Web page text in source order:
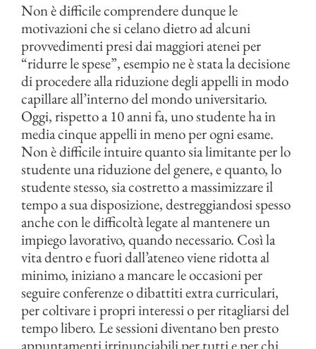
Non è difficile comprendere dunque le
motivazioni che si celano dietro ad alcuni
provvedimenti presi dai maggiori atenei per
“ridurre le spese”, esempio ne è stata la decisione
di procedere alla riduzione degli appelli in modo
capillare all’interno del mondo universitario.
Oggi, rispetto a 10 anni fa, uno studente ha in
media cinque appelli in meno per ogni esame.
Non è difficile intuire quanto sia limitante per lo
studente una riduzione del genere, e quanto, lo
studente stesso, sia costretto a massimizzare il
tempo a sua disposizione, destreggiandosi spesso
anche con le difficoltà legate al mantenere un
impiego lavorativo, quando necessario. Così la
vita dentro e fuori dall’ateneo viene ridotta al
minimo, iniziano a mancare le occasioni per
seguire conferenze o dibattiti extra curriculari,
per coltivare i propri interessi o per ritagliarsi del
tempo libero. Le sessioni diventano ben presto
appuntamenti irrinunciabili per tutti e per chi